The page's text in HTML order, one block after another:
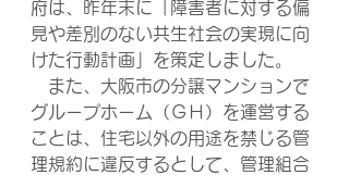
府は、昨年末に「障害者に対する偏
見や差別のない共生社会の実現に向
けた行動計画」を策定しました。
また、大阪市の分譲マンションで
グループホーム（ＧＨ）を運営する
ことは、住宅以外の用途を禁じる管
理規約に違反するとして、管理組合